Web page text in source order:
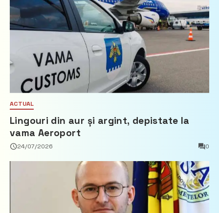
ACTUAL
Lingouri din aur și argint, depistate la
vama Aeroport
24/07/2026 0